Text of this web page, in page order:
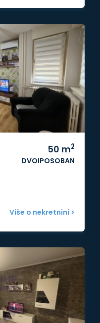
50 m2
DVOIPOSOBAN
Više o nekretnini >